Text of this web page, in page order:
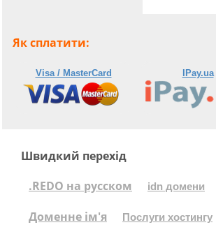
Як сплатити:
Visa / MasterCard IPay.ua
Швидкий перехід
.REDO на русском
idn домени
Доменне ім'я Послуги хостингу